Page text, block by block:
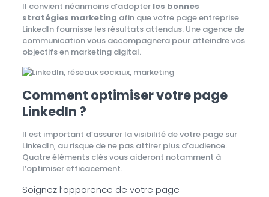
Il convient néanmoins d’adopter les bonnes
stratégies marketing afin que votre page entreprise
LinkedIn fournisse les résultats attendus. Une agence de
communication vous accompagnera pour atteindre vos
objectifs en marketing digital.
Comment optimiser votre page
LinkedIn ?
Il est important d’assurer la visibilité de votre page sur
LinkedIn, au risque de ne pas attirer plus d’audience.
Quatre éléments clés vous aideront notamment à
l’optimiser efficacement.
Soignez l’apparence de votre page